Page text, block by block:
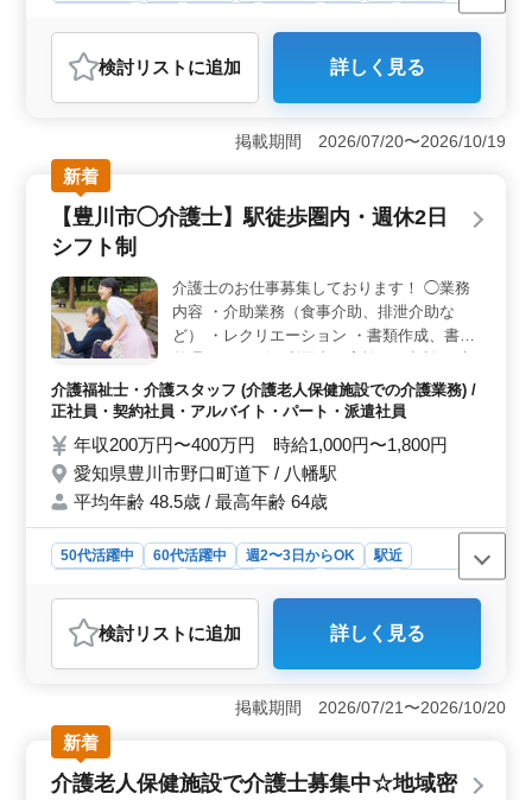
派遣社員
介護福祉士・介護スタッフ
おすすめポイント
＜働きやすさ＞ 鴨川市の介護老人保健施設で介護士を
募集中です。週3日からの勤務が可能で車通勤もOKで
す。また有給休暇が取得できるなど労働条件も整ってい
ます。柔軟な働き方を求める方に最適な環境です。
＜経験活かせる＞ 当施設では介護経験者を歓迎してい
ます。レクリエーションやリハビリテーションサポート
など幅広い業務を担当します。また家族との相談や助言
を活かし、成長できる環境です。 ＜シニア世代活躍
中＞ 現在、施設ではシニア世代の方々が活躍中です。
経験豊富な方々がチームを支え、安定したサービス提供
に貢献しています。シニアの方々も積極的に採用され、
年齢に関係なく活躍できる環境が整っています。
検討リスト に追加 詳しく見る
掲載期間 2026/07/20〜2026/10/19
新着
【豊川市◯介護士】駅徒歩圏内・週休2日
シフト制
介護士のお仕事募集しております！ ◯業務
内容 ・介助業務（食事介助、排泄介助な
ど） ・レクリエーション ・書類作成、書類
言 等 ◯ポイント ・駅徒歩圏内 ・週休2日シ
フト制 お仕事しながらプライベート時間も
ります！
介護福祉士・介護スタッフ (介護老人保健施設での介護業務) /
正社員・契約社員・アルバイト・パート・派遣社員
年収200万円〜400万円 時給1,000円〜1,800円
愛知県豊川市野口町道下 / 八幡駅
平均年齢 48.5歳 / 最高年齢 64歳
50代活躍中 60代活躍中 週2〜3日からOK
駅近
派遣社員
介護福祉士・介護スタッフ
おすすめポイント
＜アクセス便利＞ 駅徒歩圏内で通勤が便利な立地にあ
ります。交通の便が良いため通勤時間の短縮や交通費の
節約に繋がります。また駅周辺には飲食店や商業施設が
集まっており、生活に必要なものが手に入りやすい環境
です。 ＜働きやすさ＞ 週休2日シフト制度が採用さ
れており、仕事とプライベートの両立がしやすい環境で
検討リスト に追加 詳しく見る
掲載期間 2026/07/21〜2026/10/20
新着
介護老人保健施設で介護士募集中☆地域密